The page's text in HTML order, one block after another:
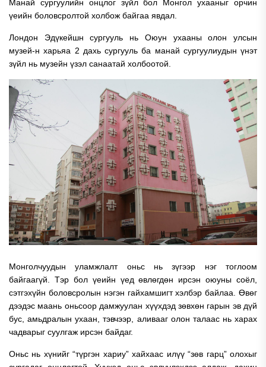
Манай сургуулийн онцлог зүйл бол Монгол ухааныг орчин
үеийн боловсролтой холбож байгаа явдал.
Лондон Эдүкейшн сургууль нь Оюун ухааны олон улсын
музей-н харьяа 2 дахь сургууль ба манай сургуулиудын үнэт
зүйл нь музейн үзэл санаатай холбоотой.
Монголчуудын уламжлалт оньс нь зүгээр нэг тоглоом
байгаагүй. Тэр бол үеийн үед өвлөгдөн ирсэн оюуны соёл,
сэтгэхүйн боловсролын нэгэн гайхамшигт хэлбэр байлаа. Өвөг
дээдэс маань оньсоор дамжуулан хүүхдэд зөвхөн гарын эв дүй
бус, амьдралын ухаан, тэвчээр, аливааг олон талаас нь харах
чадварыг суулгаж ирсэн байдаг.
Оньс нь хүнийг “түргэн хариу” хайхаас илүү “зөв гарц” олохыг